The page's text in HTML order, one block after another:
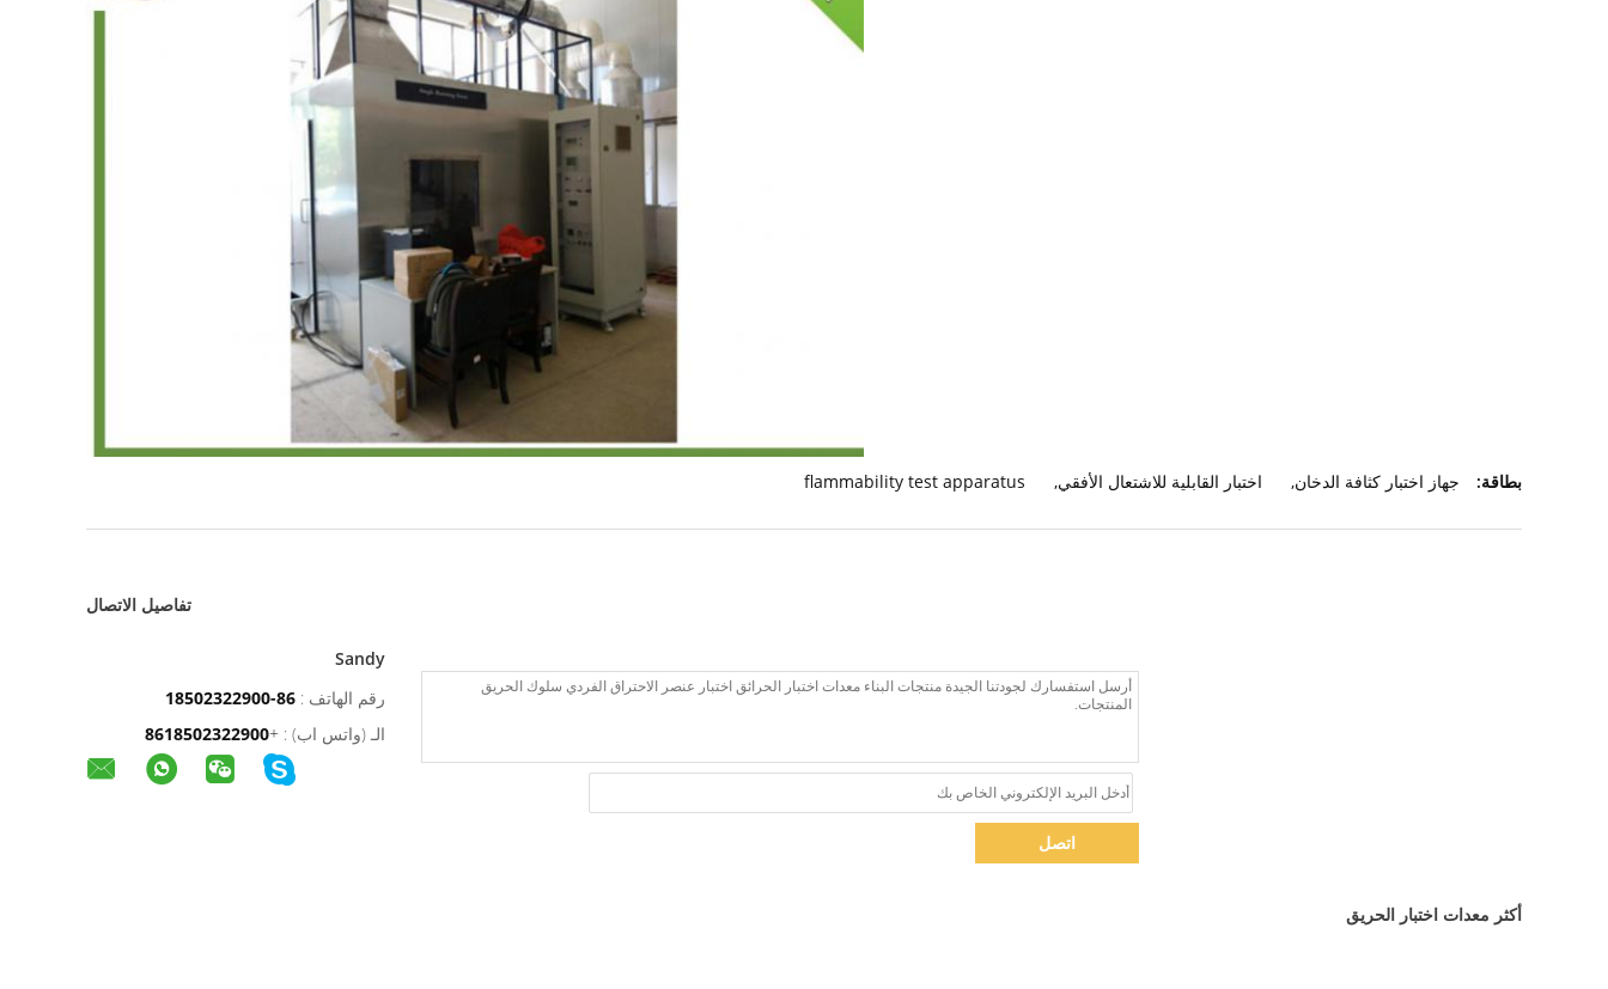
بطاقة: جهاز اختبار كثافة الدخان, اختبار القابلية للاشتعال الأفقي,
flammability test apparatus
تفاصيل الاتصال
Sandy
رقم الهاتف : 86-18502322900
الـ (واتس اب) : +
8618502322900
اتصل
أكثر معدات اختبار الحريق